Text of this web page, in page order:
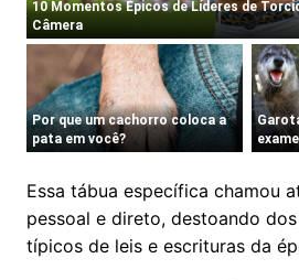
Essa tábua específica chamou
pessoal e direto, destoando
típicos de leis e escrituras da